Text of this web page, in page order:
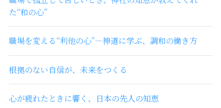
た“和の心”
職場を変える“利他の心”―神道に学ぶ、調和の働き方
根拠のない自信が、未来をつくる
心が疲れたときに響く、日本の先人の知恵